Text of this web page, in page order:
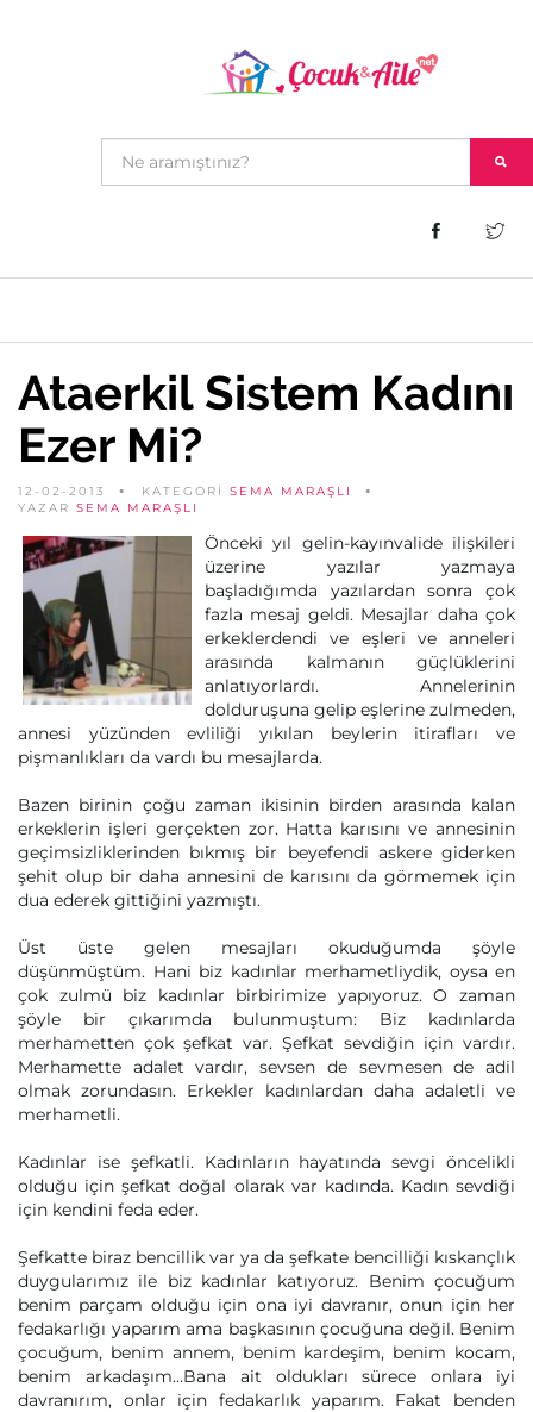
Ataerkil Sistem Kadını
Ezer Mi?
12-02-2013 KATEGORİ SEMA MARAŞLI
YAZAR SEMA MARAŞLI
Önceki yıl gelin-kayınvalide ilişkileri
üzerine yazılar yazmaya
başladığımda yazılardan sonra çok
fazla mesaj geldi. Mesajlar daha çok
erkeklerdendi ve eşleri ve anneleri
arasında kalmanın güçlüklerini
anlatıyorlardı. Annelerinin
dolduruşuna gelip eşlerine zulmeden,
annesi yüzünden evliliği yıkılan beylerin itirafları ve
pişmanlıkları da vardı bu mesajlarda.
Bazen birinin çoğu zaman ikisinin birden arasında kalan
erkeklerin işleri gerçekten zor. Hatta karısını ve annesinin
geçimsizliklerinden bıkmış bir beyefendi askere giderken
şehit olup bir daha annesini de karısını da görmemek için
dua ederek gittiğini yazmıştı.
Üst üste gelen mesajları okuduğumda şöyle
düşünmüştüm. Hani biz kadınlar merhametliydik, oysa en
çok zulmü biz kadınlar birbirimize yapıyoruz. O zaman
şöyle bir çıkarımda bulunmuştum: Biz kadınlarda
merhametten çok şefkat var. Şefkat sevdiğin için vardır.
Merhamette adalet vardır, sevsen de sevmesen de adil
olmak zorundasın. Erkekler kadınlardan daha adaletli ve
merhametli.
Kadınlar ise şefkatli. Kadınların hayatında sevgi öncelikli
olduğu için şefkat doğal olarak var kadında. Kadın sevdiği
için kendini feda eder.
Şefkatte biraz bencillik var ya da şefkate bencilliği kıskançlık
duygularımız ile biz kadınlar katıyoruz. Benim çocuğum
benim parçam olduğu için ona iyi davranır, onun için her
fedakarlığı yaparım ama başkasının çocuğuna değil. Benim
çocuğum, benim annem, benim kardeşim, benim kocam,
benim arkadaşım...Bana ait oldukları sürece onlara iyi
davranırım, onlar için fedakarlık yaparım. Fakat benden